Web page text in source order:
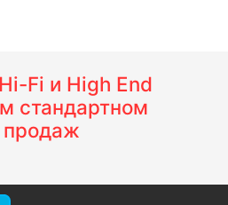
Fi и High End
стандартном
продаж